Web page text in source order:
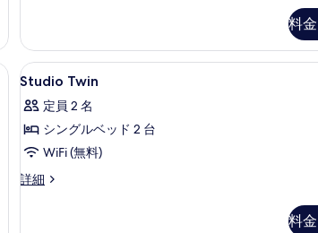
の
写
真
を
表
示
す
の
詳
細
料
ソコン用作業スペース、アイロン / アイロン台
Studio
Twin
の
す
べ
て
低刺激性寝具、デス
15
Studio Twin
定員 2 名
シングルベッド 2 台
WiFi (無料)
詳細
Studio
料